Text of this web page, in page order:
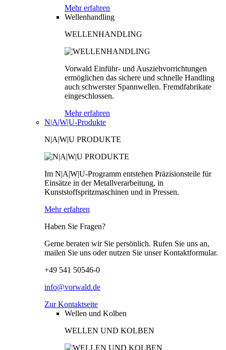
Mehr erfahren
Wellenhandling
WELLENHANDLING
Vorwald Einführ- und Ausziehvorrichtungen
ermöglichen das sichere und schnelle Handling
auch schwerster Spannwellen. Fremdfabrikate
eingeschlossen.
Mehr erfahren
N|A|W|U-Produkte
N|A|W|U PRODUKTE
Im N|A|W|U-Programm entstehen Präzisionsteile für
Einsätze in der Metallverarbeitung, in
Kunststoffspritzmaschinen und in Pressen.
Mehr erfahren
Haben Sie Fragen?
Gerne beraten wir Sie persönlich. Rufen Sie uns an,
mailen Sie uns oder nutzen Sie unser Kontaktformular.
+49 541 50546-0
info@vorwald.de
Zur Kontaktseite
Wellen und Kolben
WELLEN UND KOLBEN